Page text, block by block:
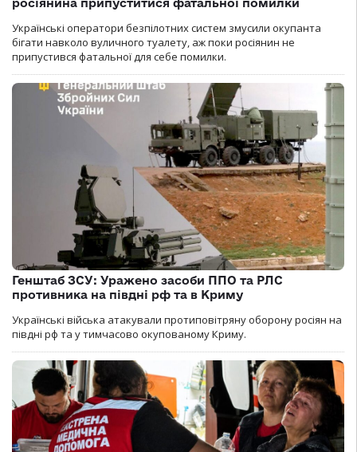
росіянина припуститися фатальної помилки
Українські оператори безпілотних систем змусили окупанта
бігати навколо вуличного туалету, аж поки росіянин не
припустився фатальної для себе помилки.
Генштаб ЗСУ: Уражено засоби ППО та РЛС
противника на півдні рф та в Криму
Українські війська атакували протиповітряну оборону росіян на
півдні рф та у тимчасово окупованому Криму.